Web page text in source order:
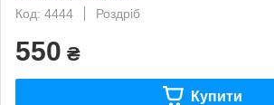
Код: 4444
Роздріб
550 ₴
Купити